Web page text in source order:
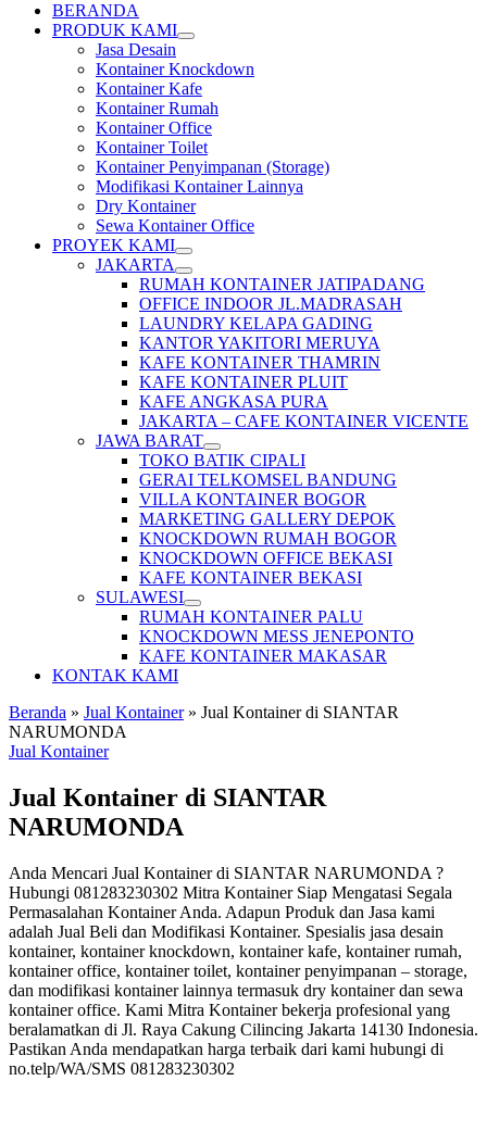
BERANDA
PRODUK KAMI
Jasa Desain
Kontainer Knockdown
Kontainer Kafe
Kontainer Rumah
Kontainer Office
Kontainer Toilet
Kontainer Penyimpanan (Storage)
Modifikasi Kontainer Lainnya
Dry Kontainer
Sewa Kontainer Office
PROYEK KAMI
JAKARTA
RUMAH KONTAINER JATIPADANG
OFFICE INDOOR JL.MADRASAH
LAUNDRY KELAPA GADING
KANTOR YAKITORI MERUYA
KAFE KONTAINER THAMRIN
KAFE KONTAINER PLUIT
KAFE ANGKASA PURA
JAKARTA – CAFE KONTAINER VICENTE
JAWA BARAT
TOKO BATIK CIPALI
GERAI TELKOMSEL BANDUNG
VILLA KONTAINER BOGOR
MARKETING GALLERY DEPOK
KNOCKDOWN RUMAH BOGOR
KNOCKDOWN OFFICE BEKASI
KAFE KONTAINER BEKASI
SULAWESI
RUMAH KONTAINER PALU
KNOCKDOWN MESS JENEPONTO
KAFE KONTAINER MAKASAR
KONTAK KAMI
Beranda » Jual Kontainer » Jual Kontainer di SIANTAR
NARUMONDA
Jual Kontainer
Jual Kontainer di SIANTAR
NARUMONDA
Anda Mencari Jual Kontainer di SIANTAR NARUMONDA ?
Hubungi 081283230302 Mitra Kontainer Siap Mengatasi Segala
Permasalahan Kontainer Anda. Adapun Produk dan Jasa kami
adalah Jual Beli dan Modifikasi Kontainer. Spesialis jasa desain
kontainer, kontainer knockdown, kontainer kafe, kontainer rumah,
kontainer office, kontainer toilet, kontainer penyimpanan – storage,
dan modifikasi kontainer lainnya termasuk dry kontainer dan sewa
kontainer office. Kami Mitra Kontainer bekerja profesional yang
beralamatkan di Jl. Raya Cakung Cilincing Jakarta 14130 Indonesia.
Pastikan Anda mendapatkan harga terbaik dari kami hubungi di
no.telp/WA/SMS 081283230302